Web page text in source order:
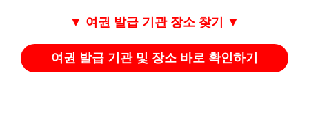
▼ 여권 발급 기관 장소 찾기 ▼
여권 발급 기관 및 장소 바로 확인하기